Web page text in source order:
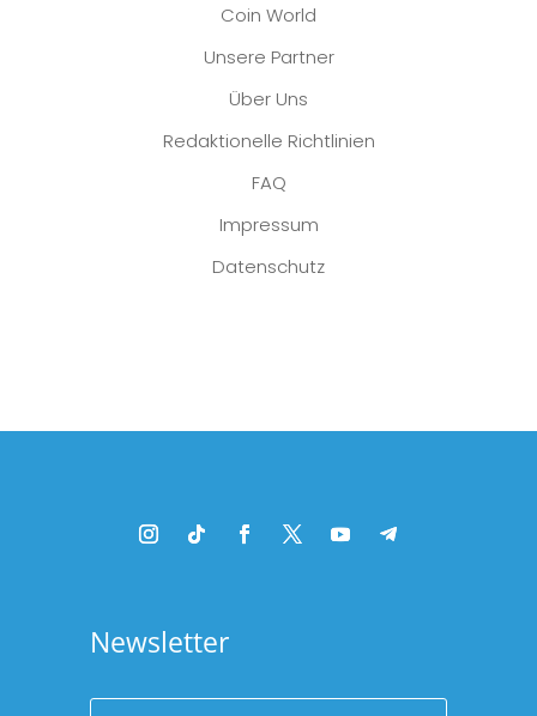
Coin World
Unsere Partner
Über Uns
Redaktionelle Richtlinien
FAQ
Impressum
Datenschutz
Newsletter